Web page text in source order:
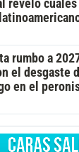
reveló
rumbo a
el desgaste
en el